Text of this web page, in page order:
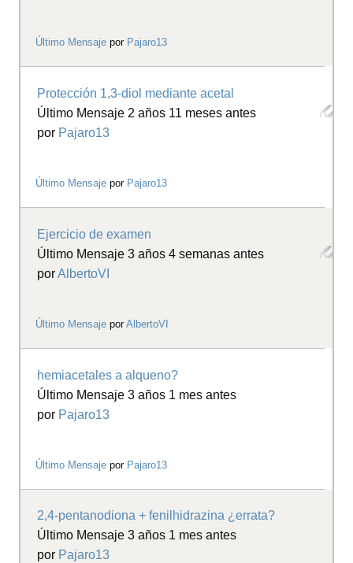
Último Mensaje por Pajaro13
Protección 1,3-diol mediante acetal
Último Mensaje 2 años 11 meses antes
por Pajaro13
Último Mensaje por Pajaro13
Ejercicio de examen
Último Mensaje 3 años 4 semanas antes
porAlbertoVI
Último Mensaje porAlbertoVI
hemiacetales a alqueno?
Último Mensaje 3 años 1 mes antes
por Pajaro13
Último Mensaje por Pajaro13
2,4-pentanodiona + fenilhidrazina ¿errata?
Último Mensaje 3 años 1 mes antes
por Pajaro13